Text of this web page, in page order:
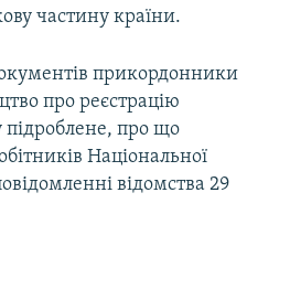
частину країни.
прикордонники
про реєстрацію
підроблене, про що
Національної
відомства 29